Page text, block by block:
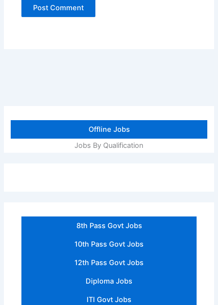
Offline Jobs
Jobs By Qualification
8th Pass Govt Jobs
10th Pass Govt Jobs
12th Pass Govt Jobs
Diploma Jobs
ITI Govt Jobs